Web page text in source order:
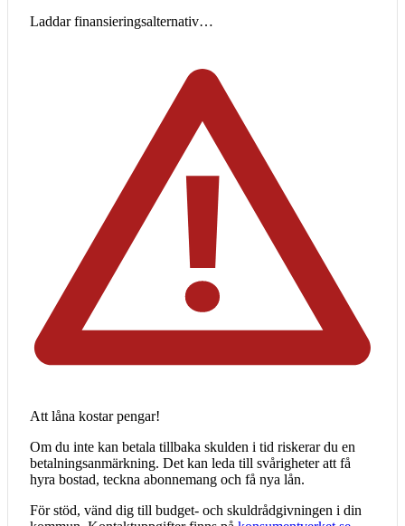
Laddar finansieringsalternativ…
Att låna kostar pengar!
Om du inte kan betala tillbaka skulden i tid riskerar du en
betalningsanmärkning. Det kan leda till svårigheter att få
hyra bostad, teckna abonnemang och få nya lån.
För stöd, vänd dig till budget- och skuldrådgivningen i din